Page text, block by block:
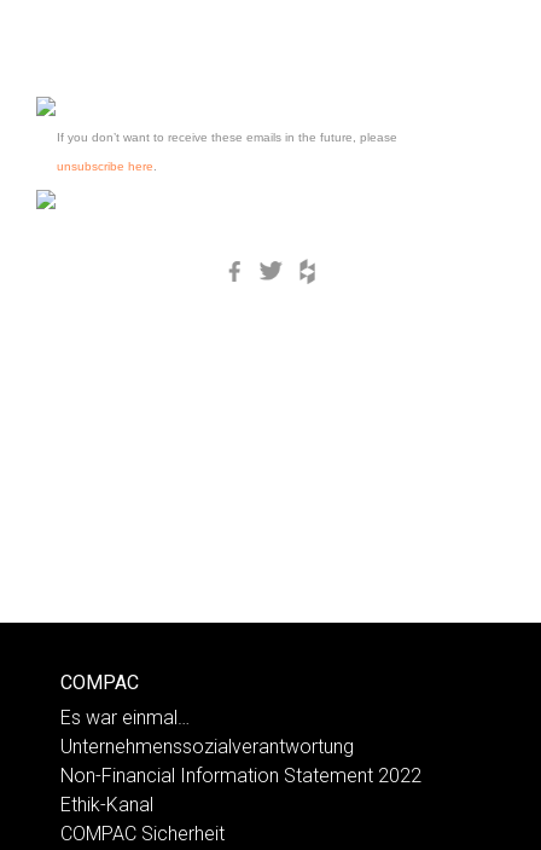
If you don’t want to receive these emails in the future, please
unsubscribe here
Facebook
Twitter
COMPAC
Es war einmal…
Unternehmenssozialverantwortung
Non-Financial Information Statement 2022
Ethik-Kanal
COMPAC Sicherheit